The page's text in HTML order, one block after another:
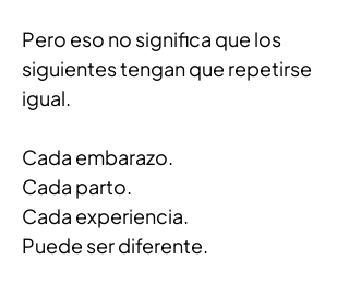
Pero eso no significa que los
siguientes tengan que repetirse
igual.
Cada embarazo.
Cada parto.
Cada experiencia.
Puede ser diferente.